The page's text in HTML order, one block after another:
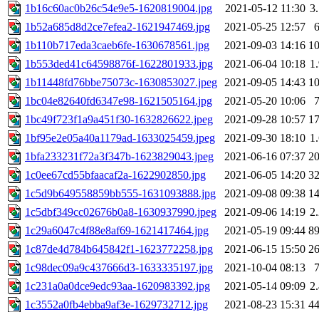
1b16c60ac0b26c54e9e5-1620819004.jpg
2021-05-12 11:30
1b52a685d8d2ce7efea2-1621947469.jpg
2021-05-25 12:57
1b110b717eda3caeb6fe-1630678561.jpg
2021-09-03 14:16
1b553ded41c64598876f-1622801933.jpg
2021-06-04 10:18
1b11448fd76bbe75073c-1630853027.jpeg 2021-09-05 14:43
1bc04e82640fd6347e98-1621505164.jpg
2021-05-20 10:06
1bc49f723f1a9a451f30-1632826622.jpeg
2021-09-28 10:57
1bf95e2e05a40a1179ad-1633025459.jpeg
2021-09-30 18:10
1bfa233231f72a3f347b-1623829043.jpeg
2021-06-16 07:37
1c0ee67cd55bfaacaf2a-1622902850.jpg
2021-06-05 14:20
1c5d9b649558859bb555-1631093888.jpg
2021-09-08 09:38
1c5dbf349cc02676b0a8-1630937990.jpeg
2021-09-06 14:19
1c29a6047c4f88e8af69-1621417464.jpg
2021-05-19 09:44
1c87de4d784b645842f1-1623772258.jpg
2021-06-15 15:50
1c98dec09a9c437666d3-1633335197.jpg
2021-10-04 08:13
1c231a0a0dce9edc93aa-1620983392.jpg
2021-05-14 09:09
1c3552a0fb4ebba9af3e-1629732712.jpg
2021-08-23 15:31